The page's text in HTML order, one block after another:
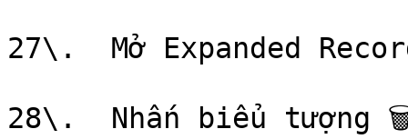
27\.  Mở Expanded
28\.  Nhấn biểu tượng